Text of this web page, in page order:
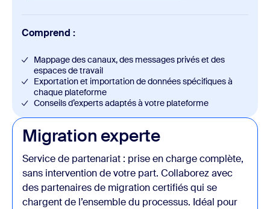
Comprend :
Mappage des canaux, des messages privés et des
espaces de travail
Exportation et importation de données spécifiques à
chaque plateforme
Conseils d’experts adaptés à votre plateforme
Migration experte
Service de partenariat : prise en charge complète,
sans intervention de votre part. Collaborez avec
des partenaires de migration certifiés qui se
chargent de l’ensemble du processus. Idéal pour